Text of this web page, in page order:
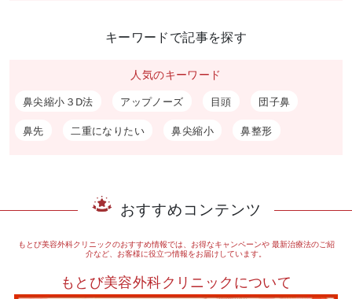
キーワードで記事を探す
人気のキーワード
鼻尖縮小３D法 アップノーズ 目頭 団子鼻
鼻先 二重になりたい 鼻尖縮小 鼻整形
おすすめコンテンツ
もとび美容外科クリニックのおすすめ情報では、お得なキャンペーンや最新治療法のご紹
介など、お客様に役立つ情報をお届けしています。
もとび美容外科クリニックについて